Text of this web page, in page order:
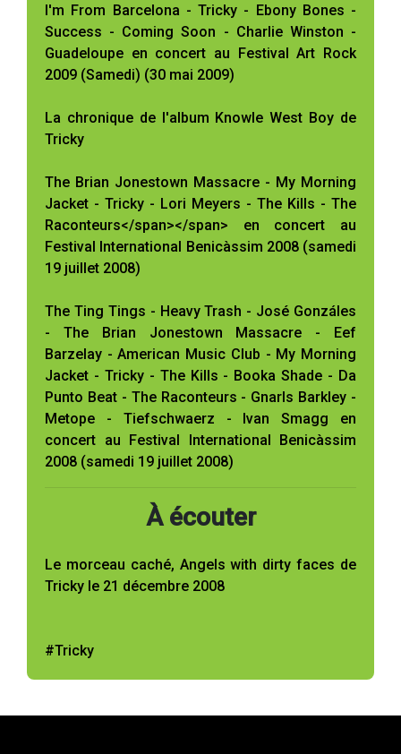
I'm From Barcelona - Tricky - Ebony Bones -
Success - Coming Soon - Charlie Winston -
Guadeloupe en concert au Festival Art Rock
2009 (Samedi) (30 mai 2009)
La chronique de l'album Knowle West Boy de
Tricky
The Brian Jonestown Massacre - My Morning
Jacket - Tricky - Lori Meyers - The Kills - The
Raconteurs</span></span> en concert au
Festival International Benicàssim 2008 (samedi
19 juillet 2008)
The Ting Tings - Heavy Trash - José Gonzáles
- The Brian Jonestown Massacre - Eef
Barzelay - American Music Club - My Morning
Jacket - Tricky - The Kills - Booka Shade - Da
Punto Beat - The Raconteurs - Gnarls Barkley -
Metope - Tiefschwaerz - Ivan Smagg en
concert au Festival International Benicàssim
2008 (samedi 19 juillet 2008)
À écouter
Le morceau caché, Angels with dirty faces de
Tricky le 21 décembre 2008
#Tricky